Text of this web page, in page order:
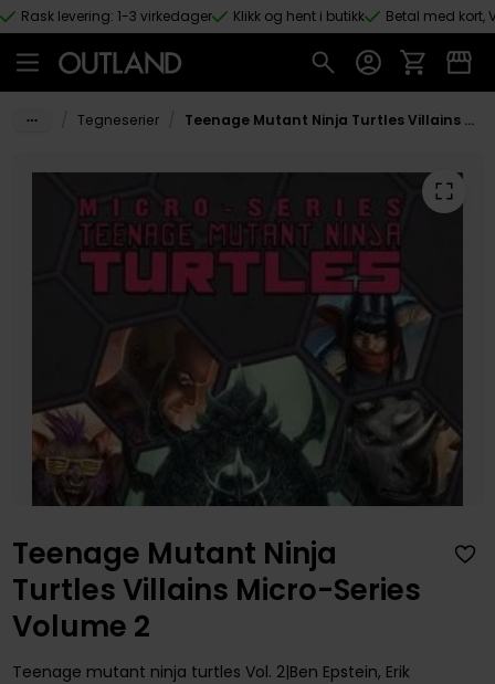
Hopp til hovedinnhold
Rask levering: 1-3 virkedager Klikk og hent i butikk Betal med kort,
Tegneserier Teenage Mutant Ninja Turtles Villains Micro-Series Volume 2
Teenage Mutant Ninja
Turtles Villains Micro-Series
Volume 2
Teenage mutant ninja turtles Vol. 2 Ben Epstein, Erik